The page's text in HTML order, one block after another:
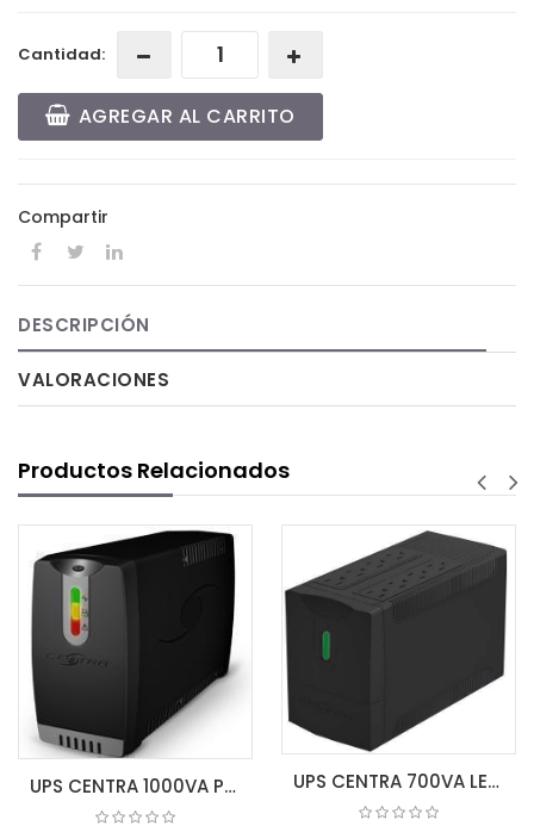
Cantidad:
AGREGAR AL CARRITO
Compartir
DESCRIPCIÓN
VALORACIONES
Productos Relacionados
UPS CENTRA 1000VA PLUS LED CP1000 UPS CENTRA 700VA LED 8 CONTACTOS